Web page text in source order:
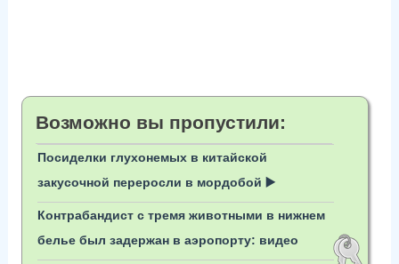
Возможно вы пропустили:
Посиделки глухонемых в китайской
закусочной переросли в мордобой ▶️
Контрабандист с тремя животными в нижнем
белье был задержан в аэропорту: видео